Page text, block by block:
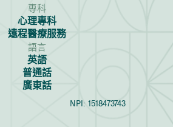
專科
心理專科
遠程醫療服務
語言
英語
普通話
廣東話
NPI: 1518473743